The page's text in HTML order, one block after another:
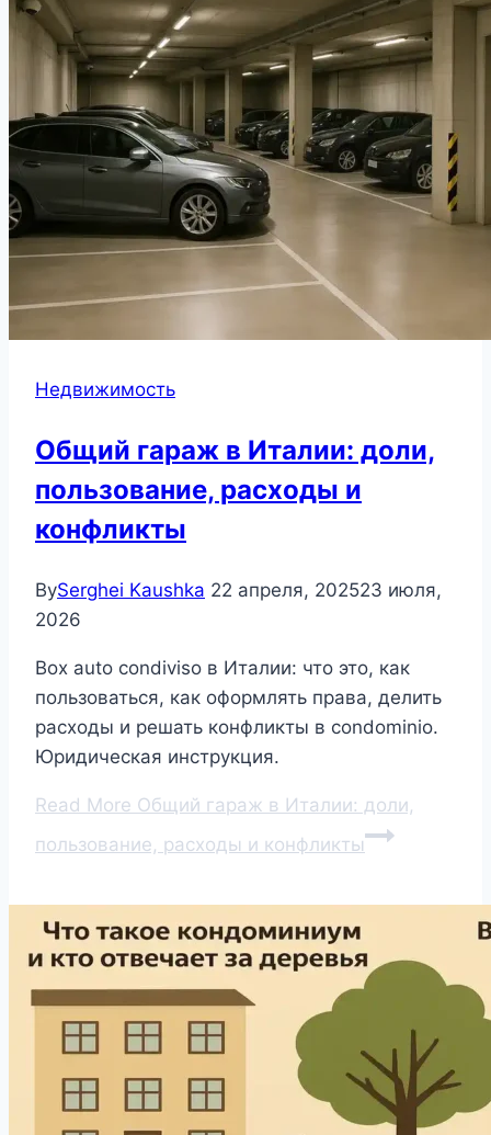
Недвижимость
Общий гараж в Италии: доли,
пользование, расходы и
конфликты
BySerghei Kaushka 22 апреля, 202523 июля,
2026
Box auto condiviso в Италии: что это, как
пользоваться, как оформлять права, делить
расходы и решать конфликты в condominio.
Юридическая инструкция.
Read More Общий гараж в Италии: доли,
пользование, расходы и конфликты